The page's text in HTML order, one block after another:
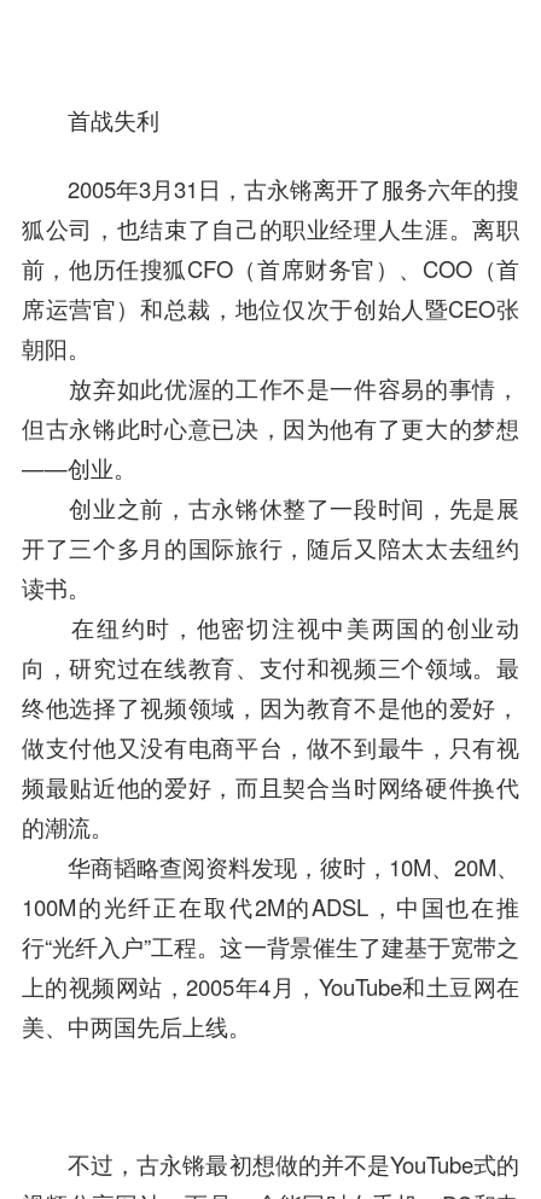
首战失利
2005年3月31日，古永锵离开了服务六年的搜
狐公司，也结束了自己的职业经理人生涯。离职
前，他历任搜狐CFO（首席财务官）、COO（首
席运营官）和总裁，地位仅次于创始人暨CEO张
朝阳。
放弃如此优渥的工作不是一件容易的事情，
但古永锵此时心意已决，因为他有了更大的梦想
——创业。
创业之前，古永锵休整了一段时间，先是展
开了三个多月的国际旅行，随后又陪太太去纽约
读书。
在纽约时，他密切注视中美两国的创业动
向，研究过在线教育、支付和视频三个领域。最
终他选择了视频领域，因为教育不是他的爱好，
做支付他又没有电商平台，做不到最牛，只有视
频最贴近他的爱好，而且契合当时网络硬件换代
的潮流。
华商韬略查阅资料发现，彼时，10M、20M、
100M的光纤正在取代2M的ADSL，中国也在推
行“光纤入户”工程。这一背景催生了建基于宽带之
上的视频网站，2005年4月，YouTube和土豆网在
美、中两国先后上线。
不过，古永锵最初想做的并不是YouTube式的